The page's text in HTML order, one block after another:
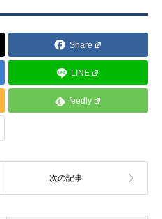
Share
LINE
feedly